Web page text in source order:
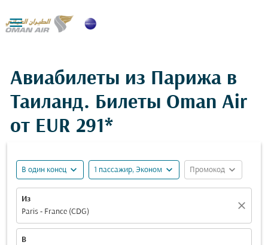

Авиабилеты из Парижа в
Таиланд. Билеты Oman Air
от EUR 291*
В один конец expand_more 1 пассажир, Эконом expand_more Промокод expand_more
Из
Paris - France (CDG)
close
В